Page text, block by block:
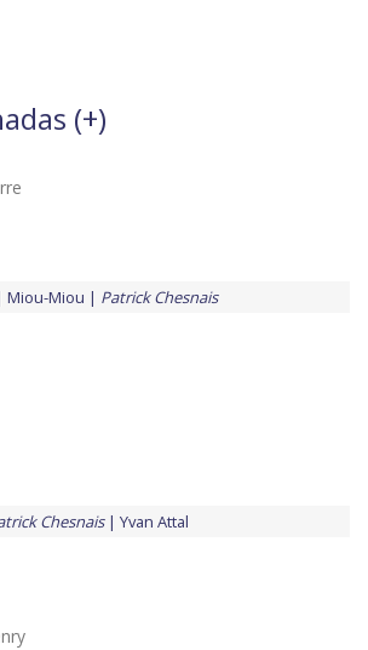
(+)
Miou-Miou Patrick Chesnais
Chesnais Yvan Attal